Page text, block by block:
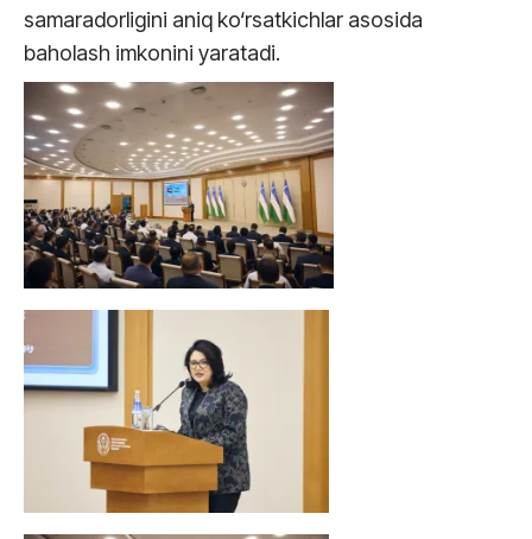
samaradorligini aniq ko‘rsatkichlar asosida
baholash imkonini yaratadi.